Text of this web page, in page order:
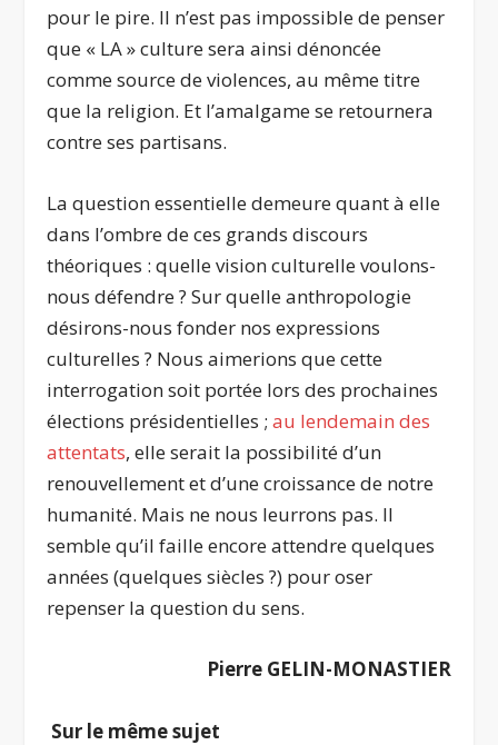
pour le pire. Il n’est pas impossible de penser
que « LA » culture sera ainsi dénoncée
comme source de violences, au même titre
que la religion. Et l’amalgame se retournera
contre ses partisans.
La question essentielle demeure quant à elle
dans l’ombre de ces grands discours
théoriques : quelle vision culturelle voulons-
nous défendre ? Sur quelle anthropologie
désirons-nous fonder nos expressions
culturelles ? Nous aimerions que cette
interrogation soit portée lors des prochaines
élections présidentielles ;au lendemain des
attentats, elle serait la possibilité d’un
renouvellement et d’une croissance de notre
humanité. Mais ne nous leurrons pas. Il
semble qu’il faille encore attendre quelques
années (quelques siècles ?) pour oser
repenser la question du sens.
Pierre GELIN-MONASTIER
Sur le même sujet